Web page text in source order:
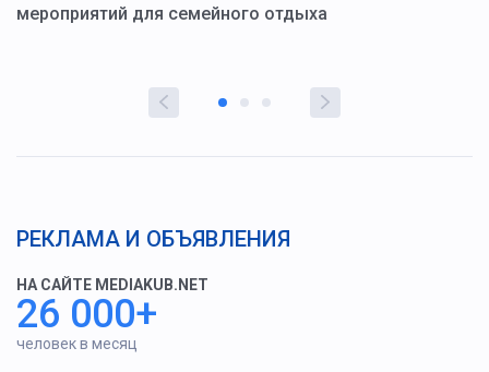
мероприятий для семейного отдыха
РЕКЛАМА И ОБЪЯВЛЕНИЯ
НА САЙТЕ MEDIAKUB.NET
26 000+
человек в месяц